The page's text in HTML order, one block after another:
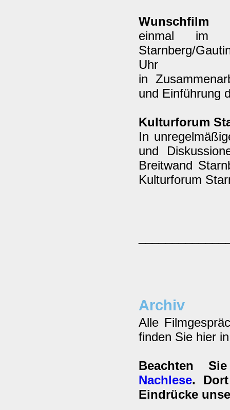
Wunschfilm
einmal im
Starnberg/
Uhr
in
und Einführung
Kulturforum
In
und
Breitwand
Kulturforum
Archiv
Alle
finden Sie hier
Beachten
Nachlese.
Eindrücke